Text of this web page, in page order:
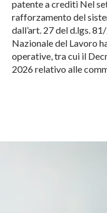
patente a crediti Nel
rafforzamento del
dall’art. 27 del d.lgs.
Nazionale del Lavoro
operative, tra cui il
2026 relativo alle